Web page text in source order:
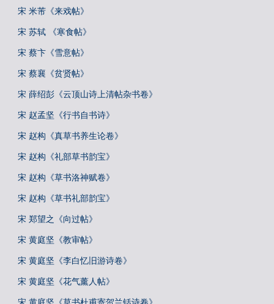
宋 米芾《来戏帖》
宋 苏轼 《寒食帖》
宋 蔡卞《雪意帖》
宋 蔡襄《贫贤帖》
宋 薛绍彭《云顶山诗上清帖杂书卷》
宋 赵孟坚《行书自书诗》
宋 赵构《真草书养生论卷》
宋 赵构《礼部草书韵宝》
宋 赵构《草书洛神赋卷》
宋 赵构《草书礼部韵宝》
宋 郑望之《向过帖》
宋 黄庭坚《教审帖》
宋 黄庭坚《李白忆旧游诗卷》
宋 黄庭坚《花气薰人帖》